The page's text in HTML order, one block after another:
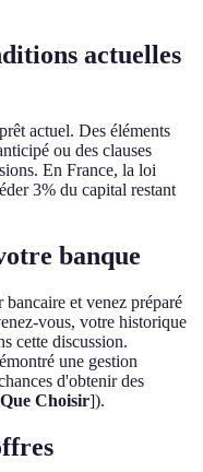
actuelles
actuel. Des éléments
ou des clauses
En France, la loi
3% du capital restant
banque
et venez préparé
vous, votre historique
cette discussion.
une gestion
d'obtenir des
Choisir]).